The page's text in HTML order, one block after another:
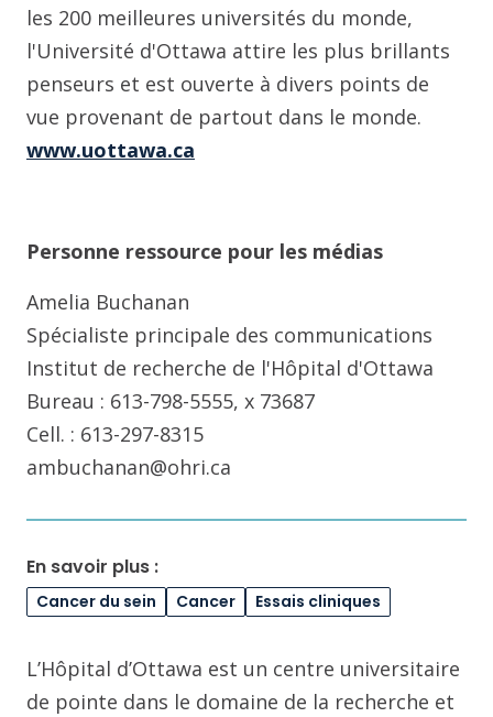
les 200 meilleures universités du monde,
l'Université d'Ottawa attire les plus brillants
penseurs et est ouverte à divers points de
vue provenant de partout dans le monde.
www.uottawa.ca
Personne ressource pour les médias
Amelia Buchanan
Spécialiste principale des communications
Institut de recherche de l'Hôpital d'Ottawa
Bureau : 613-798-5555, x 73687
Cell. : 613-297-8315
ambuchanan@ohri.ca
En savoir plus :
Cancer du sein Cancer Essais cliniques
L’Hôpital d’Ottawa est un centre universitaire
de pointe dans le domaine de la recherche et